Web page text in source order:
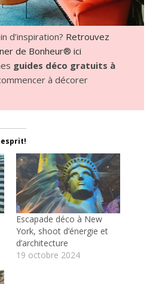
d’inspiration? Retrouvez
de Bonheur® ici
guides déco gratuits à
à décorer
esprit!
Escapade déco à New
York, shoot d’énergie et
d’architecture
19 octobre 2024